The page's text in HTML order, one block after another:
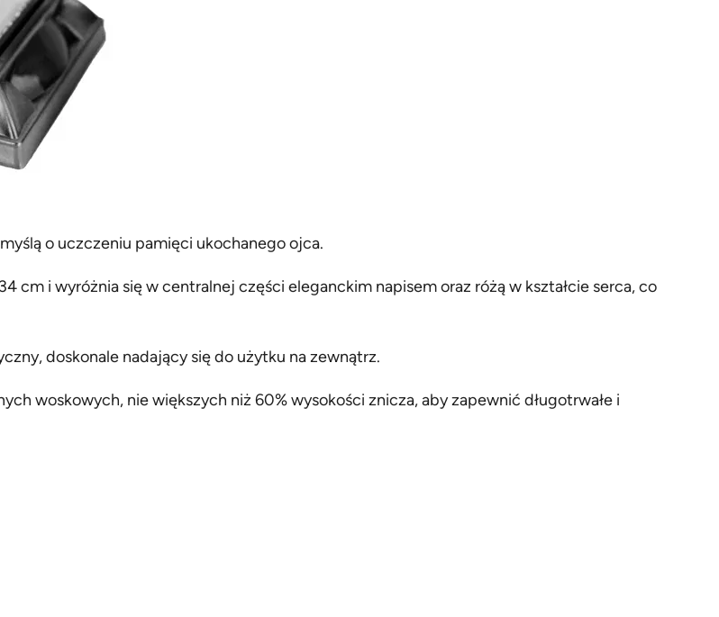
o uczczeniu pamięci ukochanego ojca.
cm i wyróżnia się w centralnej części eleganckim napisem oraz różą w kształcie serca, co
doskonale nadający się do użytku na zewnątrz.
woskowych, nie większych niż 60% wysokości znicza, aby zapewnić długotrwałe i